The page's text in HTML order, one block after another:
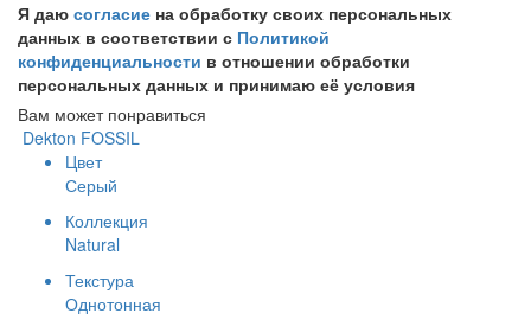
Я даю согласие на обработку своих персональных
данных в соответствии с Политикой
конфиденциальности в отношении обработки
персональных данных и принимаю её условия
Вам может понравиться
Dekton FOSSIL
Цвет
Серый
Коллекция
Natural
Текстура
Однотонная